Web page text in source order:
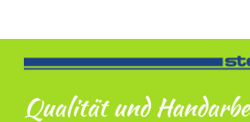
Qualität und